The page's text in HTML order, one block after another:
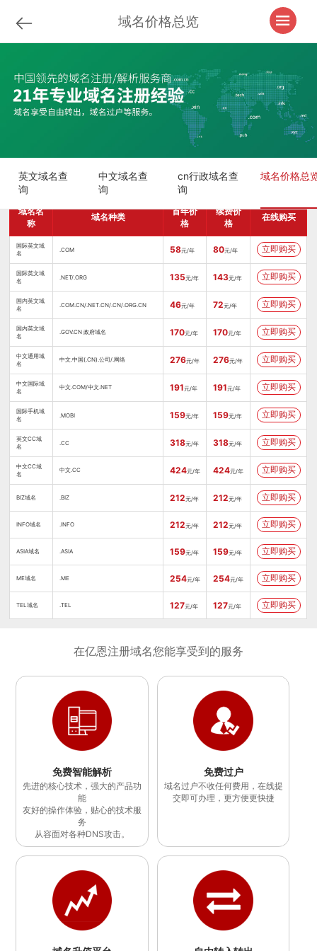
域名价格总览
英文域名查
询
中文域名查
询
cn行政域名查
询
域名价格总
域名名
称
域名种类
首年价
格
续费价
格
在线购买
国际英文域
名
.COM 58元/年 80元/年 立即购买
国际英文域
名
.NET/.ORG 135元/年 143元/年 立即购买
国内英文域
名
.COM.CN/.NET.CN/.CN/.ORG.CN 46元/年 72元/年 立即购买
国内英文域
名
.GOV.CN 政府域名 170元/年 170元/年 立即购买
中文通用域
名
中文.中国(.CN).公司/.网络 276元/年 276元/年 立即购买
中文国际域
名
中文.COM/中文.NET 191元/年 191元/年 立即购买
国际手机域
名
.MOBI 159元/年 159元/年 立即购买
英文CC域
名
.CC 318元/年 318元/年 立即购买
中文CC域
名
中文.CC 424元/年 424元/年 立即购买
BIZ域名 .BIZ 212元/年 212元/年 立即购买
INFO域名 .INFO 212元/年 212元/年 立即购买
ASIA域名 .ASIA 159元/年 159元/年 立即购买
ME域名 .ME 254元/年 254元/年 立即购买
TEL域名 .TEL 127元/年 127元/年 立即购买
在亿恩注册域名您能享受到的服务
免费智能解析
先进的核心技术，强大的产品功
能
友好的操作体验，贴心的技术服
务
从容面对各种DNS攻击。
免费过户
域名过户不收任何费用，在线提
交即可办理，更方便更快捷